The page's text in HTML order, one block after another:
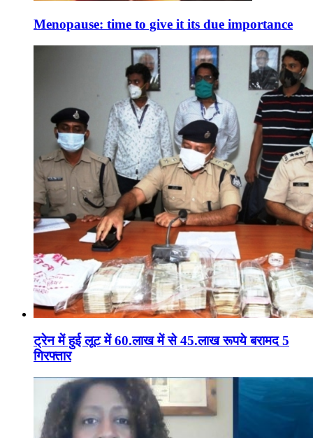
Menopause: time to give it its due importance
ट्रेन में हुई लूट में 60.लाख में से 45.लाख रूपये बरामद 5
गिरफ्तार